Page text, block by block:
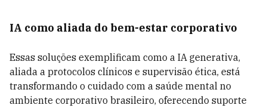
IA como aliada do bem-estar corporativo
Essas soluções exemplificam como a IA generativa,
aliada a protocolos clínicos e supervisão ética, está
transformando o cuidado com a saúde mental no
ambiente corporativo brasileiro, oferecendo suporte